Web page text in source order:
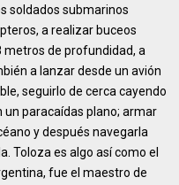
soldados submarinos
a realizar buceos
metros de profundidad, a
a lanzar desde un avión
seguirlo de cerca cayendo
un paracaídas plano; armar
y después navegarla
Toloza es algo así como el
fue el maestro de